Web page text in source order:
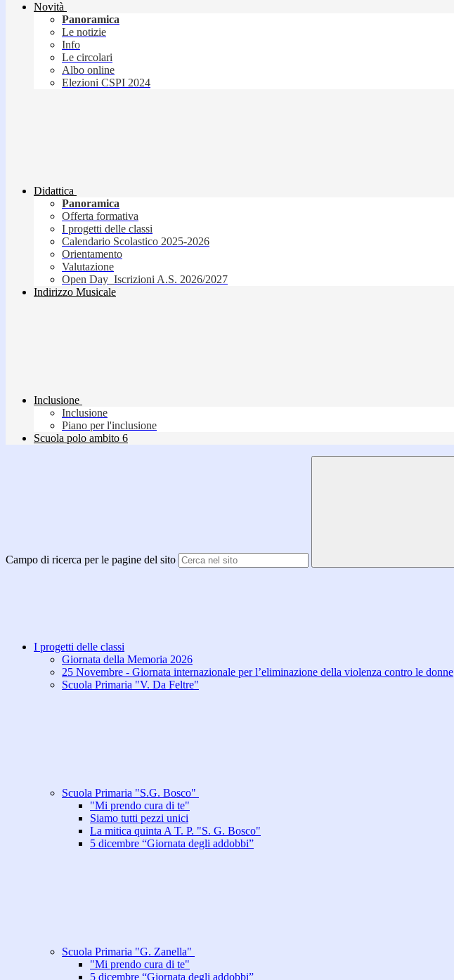
Novità
Panoramica
Le notizie
Info
Le circolari
Albo online
Elezioni CSPI 2024
Didattica
Panoramica
Offerta formativa
I progetti delle classi
Calendario Scolastico 2025-2026
Orientamento
Valutazione
Open Day_Iscrizioni A.S. 2026/2027
Indirizzo Musicale
Inclusione
Inclusione
Piano per l'inclusione
Scuola polo ambito 6
Campo di ricerca per le pagine del sito
I progetti delle classi
Giornata della Memoria 2026
25 Novembre - Giornata internazionale per l’eliminazione della violenza contro le donne
Scuola Primaria "V. Da Feltre"
Scuola Primaria "S.G. Bosco"
"Mi prendo cura di te"
Siamo tutti pezzi unici
La mitica quinta A T. P. "S. G. Bosco"
5 dicembre “Giornata degli addobbi”
Scuola Primaria "G. Zanella"
"Mi prendo cura di te"
5 dicembre “Giornata degli addobbi”